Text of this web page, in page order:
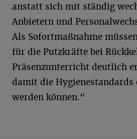
anstatt sich mit ständig
Anbietern und
Als Sofortmaßnahme
für die Putzkräfte bei
Präsenzunterricht deutlich
damit die Hygienestandards
werden können.“